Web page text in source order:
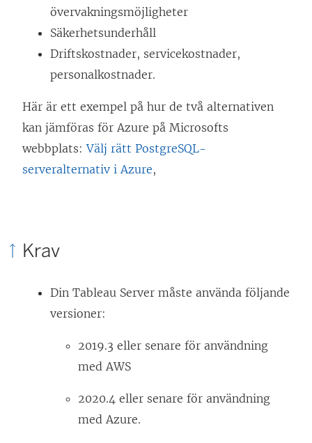
övervakningsmöjligheter
Säkerhetsunderhåll
Driftskostnader, servicekostnader,
personalkostnader.
Här är ett exempel på hur de två alternativen
kan jämföras för Azure på Microsofts
webbplats:Välj rätt PostgreSQL-
serveralternativ i Azure,
Krav
Din Tableau Server måste använda följande
versioner:
2019.3 eller senare för användning
med AWS
2020.4 eller senare för användning
med Azure.